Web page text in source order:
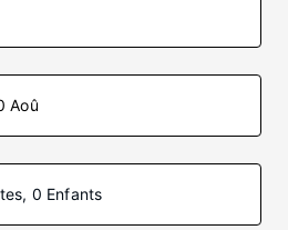
Aoû
0 Enfants